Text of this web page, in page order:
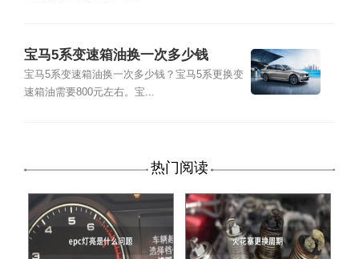
宝马5系变速箱油换一次多少钱
宝马5系变速箱油换一次多少钱？宝马5系更换变
速箱油需要800元左右。宝...
热门阅读